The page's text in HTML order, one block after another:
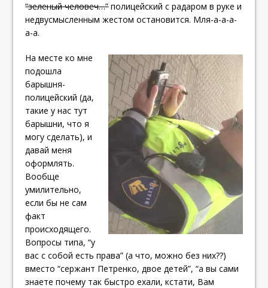
“зеленый человеч…”полицейский с радаром в руке и
недвусмысленным жестом остановится. Мля-а-а-а-
а-а.
На месте ко мне
подошла
барышня-
полицейский (да,
такие у нас тут
барышни, что я
могу сделать), и
давай меня
оформлять.
Вообще
умилительно,
если бы не сам
факт
происходящего.
Вопросы типа, “у
вас с собой есть права” (а что, можно без них??)
вместо “сержант Петренко, двое детей”, “а вы сами
знаете почему так быстро ехали, кстати, Вам